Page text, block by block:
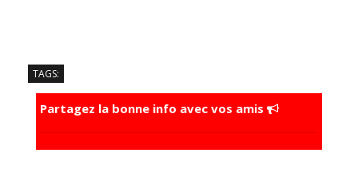
TAGS:
Partagez la bonne info avec vos amis